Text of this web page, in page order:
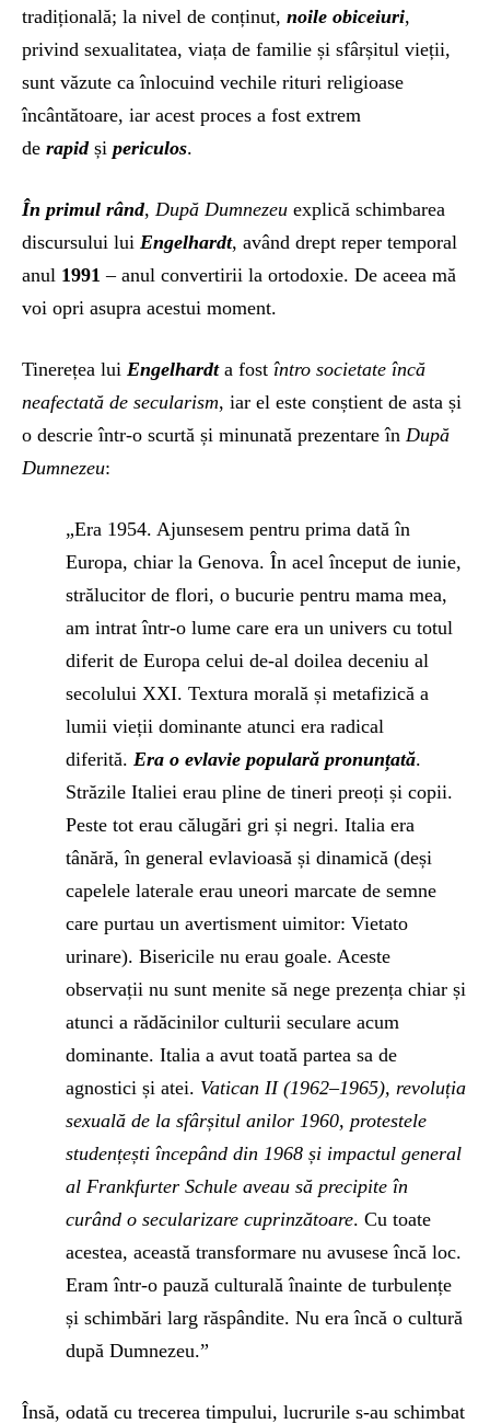
tradițională; la nivel de conținut, noile obiceiuri,
privind sexualitatea, viața de familie și sfârșitul vieții,
sunt văzute ca înlocuind vechile rituri religioase
încântătoare, iar acest proces a fost extrem
de rapid și periculos.
În primul rând, După Dumnezeu explică schimbarea
discursului lui Engelhardt, având drept reper temporal
anul 1991– anul convertirii la ortodoxie. De aceea mă
voi opri asupra acestui moment.
Tinerețea lui Engelhardt a fost întro societate încă
neafectată de secularism, iar el este conștient de asta și
o descrie într-o scurtă și minunată prezentare în După
Dumnezeu:
„Era 1954. Ajunsesem pentru prima dată în
Europa, chiar la Genova. În acel început de iunie,
strălucitor de flori, o bucurie pentru mama mea,
am intrat într-o lume care era un univers cu totul
diferit de Europa celui de-al doilea deceniu al
secolului XXI. Textura morală și metafizică a
lumii vieții dominante atunci era radical
diferită. Era o evlavie populară pronunțată.
Străzile Italiei erau pline de tineri preoți și copii.
Peste tot erau călugări gri și negri. Italia era
tânără, în general evlavioasă și dinamică (deși
capelele laterale erau uneori marcate de semne
care purtau un avertisment uimitor: Vietato
urinare). Bisericile nu erau goale. Aceste
observații nu sunt menite să nege prezența chiar și
atunci a rădăcinilor culturii seculare acum
dominante. Italia a avut toată partea sa de
agnostici și atei. Vatican II (1962–1965), revoluția
sexuală de la sfârșitul anilor 1960, protestele
studențești începând din 1968 și impactul general
al Frankfurter Schule aveau să precipite în
curând o secularizare cuprinzătoare. Cu toate
acestea, această transformare nu avusese încă loc.
Eram într-o pauză culturală înainte de turbulențe
și schimbări larg răspândite. Nu era încă o cultură
după Dumnezeu.”
Însă, odată cu trecerea timpului, lucrurile s-au schimbat